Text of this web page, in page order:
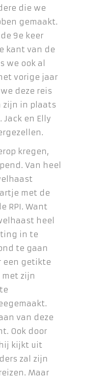
die we
gemaakt.
9e keer
kant van de
we ook al
vorige jaar
deze reis
zijn in plaats
en Elly
kregen,
Van heel
met de
RPI. Want
heel
in te
te gaan
een getikte
zijn
van deze
Ook door
kijkt uit
zal zijn
Maar